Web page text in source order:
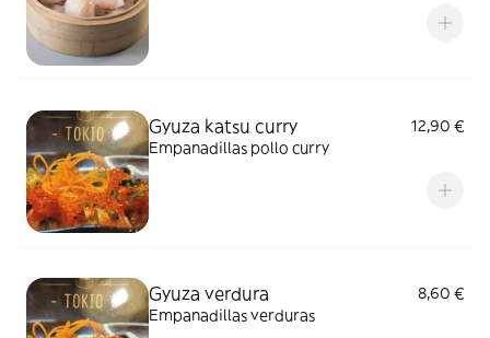
Gyuza katsu curry
12,90 €
Empanadillas pollo curry
Gyuza verdura
8,60 €
Empanadillas verduras